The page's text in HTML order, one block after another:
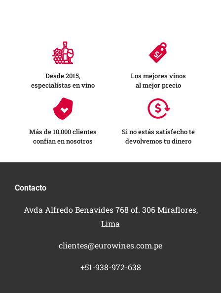
Desde 2015,
especialistas en vino
Los mejores vinos
al mejor precio
Más de 10.000 clientes
confían en nosotros
Si no estás satisfecho te
devolvemos tu dinero
Contacto
Avda Alfredo Benavides 768 of. 306 Miraflores,
Lima
clientes@eurowines.com.pe
+51-938-972-638